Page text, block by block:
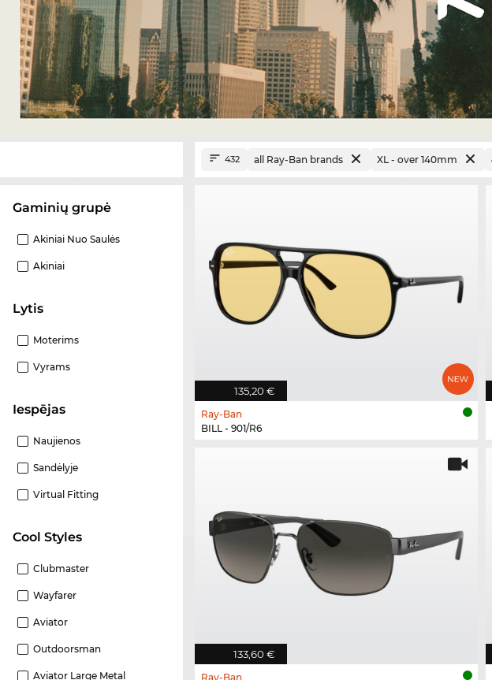
Gaminių grupė
Akiniai Nuo Saulės
Akiniai
Lytis
Moterims
Vyrams
Iespējas
Naujienos
Sandėlyje
Virtual Fitting
Cool Styles
Clubmaster
Wayfarer
Aviator
Outdoorsman
Aviator Large Metal
432 all Ray-Ban brands XL - over 140mm
135,20 €
Ray-Ban
BILL - 901/R6
133,60 €
Ray-Ban